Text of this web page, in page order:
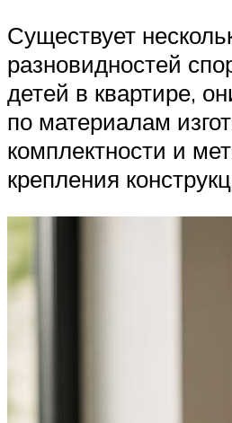
Существует
разновидностей
детей в квартире,
по материалам
комплектности и
крепления